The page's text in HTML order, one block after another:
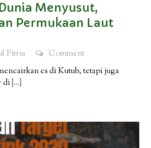
Menyusut,
Permukaan Laut
Fitria
Comment
es di Kutub, tetapi juga
di […]